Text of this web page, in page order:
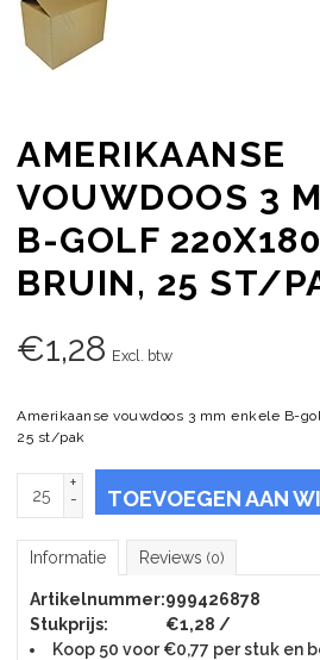
AMERIKAANSE
VOUWDOOS 3
B-GOLF
BRUIN, 25 ST/
€1,28 Excl. btw
Amerikaanse vouwdoos 3 mm enkele B-
25 st/pak
+
-
TOEVOEGEN AAN
Informatie Reviews (0)
Artikelnummer:999426878
Stukprijs:
€1,28 /
Koop 50 voor €0,77 per stuk en